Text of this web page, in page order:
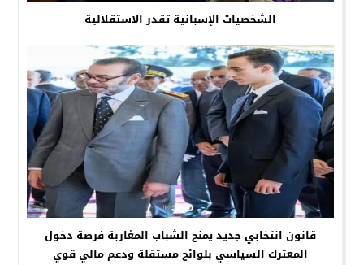
الشخصيات الإسبانية تقدر الاستقلالية
قانون انتخابي جديد يمنح الشباب المغاربة فرصة دخول
المعترك السياسي بلوائح مستقلة ودعم مالي قوي